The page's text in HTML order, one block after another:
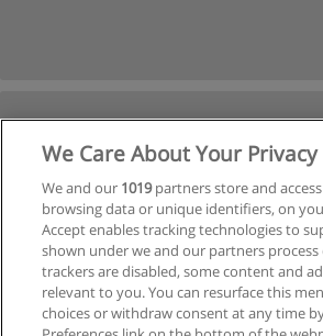
We Care About Your Privacy
We and our 1019partners store and
browsing data or unique identifiers, on
Accept enables tracking technologies to
shown under we and our partners
trackers are disabled, some content and
relevant to you. You can resurface this
choices or withdraw consent at any time